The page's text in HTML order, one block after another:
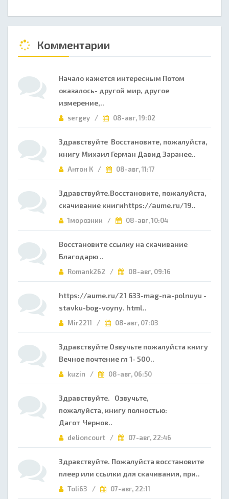
Комментарии
Начало кажется интересным Потом
оказалось- другой мир, другое
измерение,..
sergey / 08-авг, 19:02
Здравствуйте Восстановите, пожалуйста,
книгу Михаил Герман Давид Заранее..
Антон К / 08-авг, 11:17
Здравствуйте.Восстановите, пожалуйста,
скачивание книгиhttps://aume.ru/19..
1морозник / 08-авг, 10:04
Восстановите ссылку на скачивание
Благодарю ..
Romank262 / 08-авг, 09:16
https://aume.ru/21 633-mag-na-polnuyu -
stavku-bog-voyny. html..
Mir2211 / 08-авг, 07:03
Здравствуйте Озвучьте пожалуйста книгу
Вечное почтение гл 1- 500..
kuzin / 08-авг, 06:50
Здравствуйте. Озвучьте,
пожалуйста, книгу полностью:
Дагот Чернов..
delioncourt / 07-авг, 22:46
Здравствуйте. Пожалуйста восстановите
плеер или ссылки для скачивания, при..
Toli63 / 07-авг, 22:11